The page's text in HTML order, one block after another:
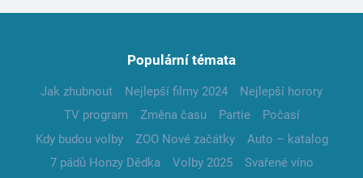
Populární témata
Jak zhubnout Nejlepší filmy 2024
Nejlepší horory
TV program
Změna času Partie
Počasí
Kdy budou volby
ZOO Nové začátky
Auto – katalog
7 pádů Honzy Dědka
Volby 2025
Svařené víno